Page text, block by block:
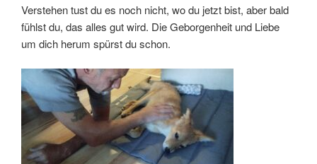
Verstehen tust du es noch nicht, wo du jetzt bist, aber bald
fühlst du, das alles gut wird. Die Geborgenheit und Liebe
um dich herum spürst du schon.